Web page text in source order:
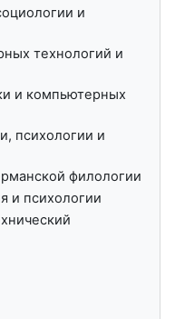
и
технологий и
и компьютерных
психологии и
филологии
и психологии